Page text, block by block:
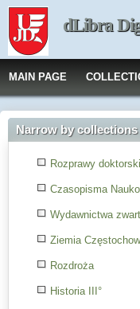
dLibra
MAIN PAGE
Narrow by collections
Rozprawy
Czasopisma
Wydawnictwa
Ziemia
Rozdroża
Historia III°